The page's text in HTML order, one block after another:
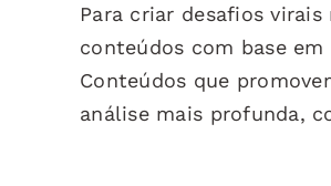
Para criar desafios
conteúdos com base
Conteúdos que
análise mais profunda,